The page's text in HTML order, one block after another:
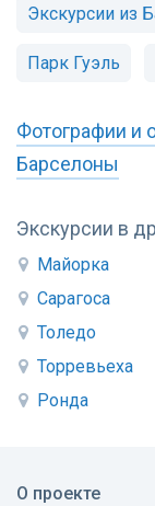
Экскурсии в
Майорка
Сарагоса
Толедо
Торревьеха
Ронда
Экскурсии из
Парк Гуэль
Фотографии и
Барселоны
О проекте